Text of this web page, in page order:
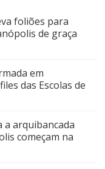
foliões para
de graça
em
das Escolas de
a arquibancada
começam na